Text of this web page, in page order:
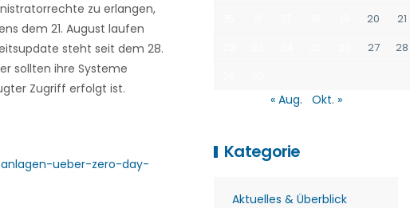
zu erlangen,
dem 21. August laufen
steht seit dem 28.
sollten ihre Systeme
Zugriff erfolgt ist.
ueber-zero-day-
20
21
27
28
« Aug. Okt. »
Kategorie
Aktuelles & Überblick